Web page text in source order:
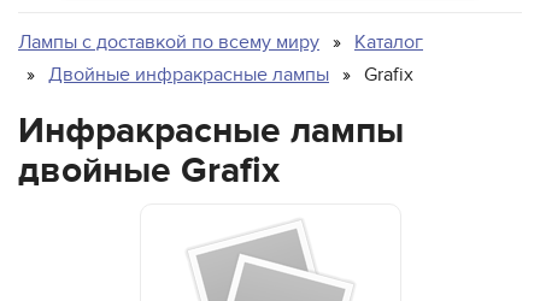
Лампы с доставкой по всему миру
Каталог
Двойные инфракрасные лампы
Grafix
Инфракрасные лампы
двойные Grafix